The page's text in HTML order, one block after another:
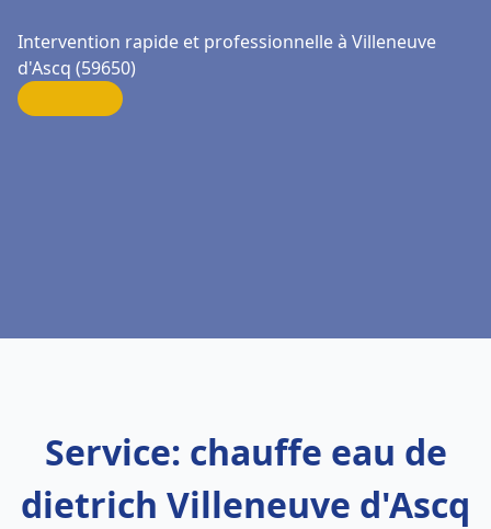
Intervention rapide et professionnelle à Villeneuve
d'Ascq (59650)
Service: chauffe eau de
dietrich Villeneuve d'Ascq